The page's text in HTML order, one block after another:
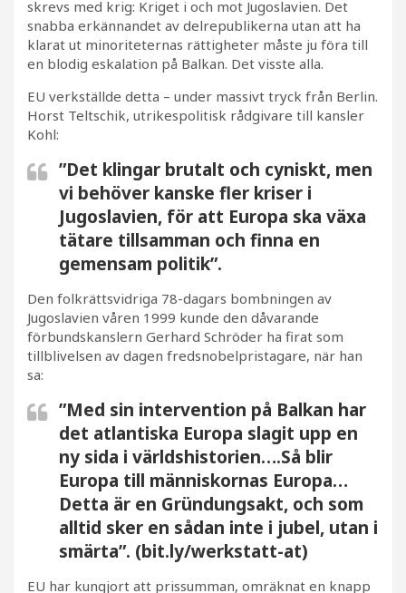
skrevs med krig: Kriget i och mot Jugoslavien. Det
snabba erkännandet av delrepublikerna utan att ha
klarat ut minoriteternas rättigheter måste ju föra till
en blodig eskalation på Balkan. Det visste alla.
EU verkställde detta – under massivt tryck från Berlin.
Horst Teltschik, utrikespolitisk rådgivare till kansler
Kohl:
”Det klingar brutalt och cyniskt, men
vi behöver kanske fler kriser i
Jugoslavien, för att Europa ska växa
tätare tillsamman och finna en
gemensam politik”.
Den folkrättsvidriga 78-dagars bombningen av
Jugoslavien våren 1999 kunde den dåvarande
förbundskanslern Gerhard Schröder ha firat som
tillblivelsen av dagen fredsnobelpristagare, när han
sa:
”Med sin intervention på Balkan har
det atlantiska Europa slagit upp en
ny sida i världshistorien….Så blir
Europa till människornas Europa…
Detta är en Gründungsakt, och som
alltid sker en sådan inte i jubel, utan i
smärta”. (bit.ly/werkstatt-at)
EU har kungjort att prissumman, omräknat en knapp